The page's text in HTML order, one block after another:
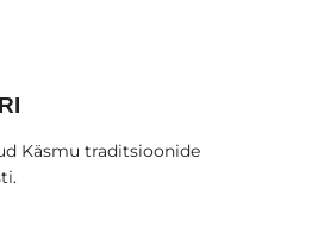
Käsmu traditsioonide